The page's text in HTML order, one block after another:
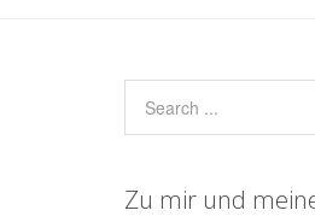
Zu mir und